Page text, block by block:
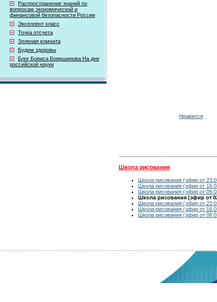
Распространение знаний по
вопросам экономической и
финансовой безопасности России
Экселлент класс
Точка отсчета
Зеленая комната
Будем здоровы
Блог Бориса Бояршинова На дне
российской науки
Нравится
Школа рисования
Школа рисования (эфир от
Школа рисования (эфир от
Школа рисования (эфир от
Школа рисования (эфир от
Школа рисования (эфир от
Школа рисования (эфир от
Школа рисования (эфир от